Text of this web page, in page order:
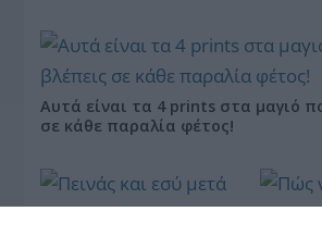
Αυτά είναι τα 4 prints στα μαγιό
σε κάθε παραλία φέτος!